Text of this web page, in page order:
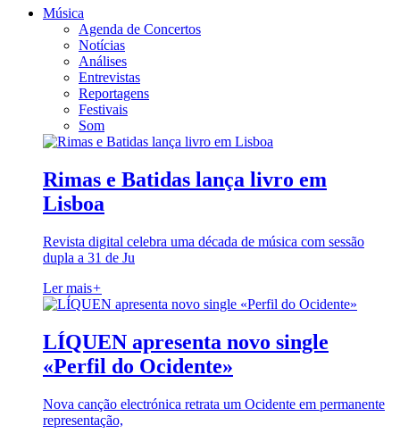
Música
Agenda de Concertos
Notícias
Análises
Entrevistas
Reportagens
Festivais
Som
Rimas e Batidas lança livro em
Lisboa
Revista digital celebra uma década de música com sessão
dupla a 31 de Ju
Ler mais+
LÍQUEN apresenta novo single
«Perfil do Ocidente»
Nova canção electrónica retrata um Ocidente em permanente
representação,